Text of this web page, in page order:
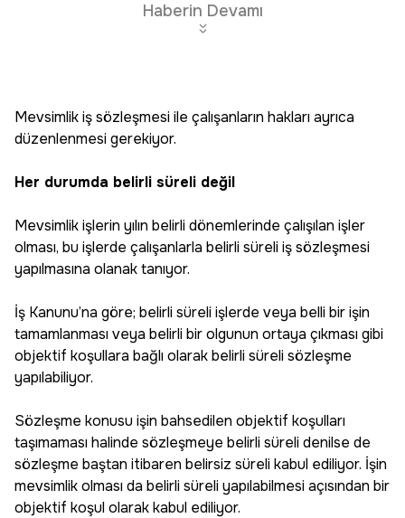
Haberin Devamı
Mevsimlik iş sözleşmesi ile çalışanların hakları ayrıca
düzenlenmesi gerekiyor.
Her durumda belirli süreli değil
Mevsimlik işlerin yılın belirli dönemlerinde çalışılan işler
olması, bu işlerde çalışanlarla belirli süreli iş sözleşmesi
yapılmasına olanak tanıyor.
İş Kanunu’na göre; belirli süreli işlerde veya belli bir işin
tamamlanması veya belirli bir olgunun ortaya çıkması gibi
objektif koşullara bağlı olarak belirli süreli sözleşme
yapılabiliyor.
Sözleşme konusu işin bahsedilen objektif koşulları
taşımaması halinde sözleşmeye belirli süreli denilse de
sözleşme baştan itibaren belirsiz süreli kabul ediliyor. İşin
mevsimlik olması da belirli süreli yapılabilmesi açısından bir
objektif koşul olarak kabul ediliyor.